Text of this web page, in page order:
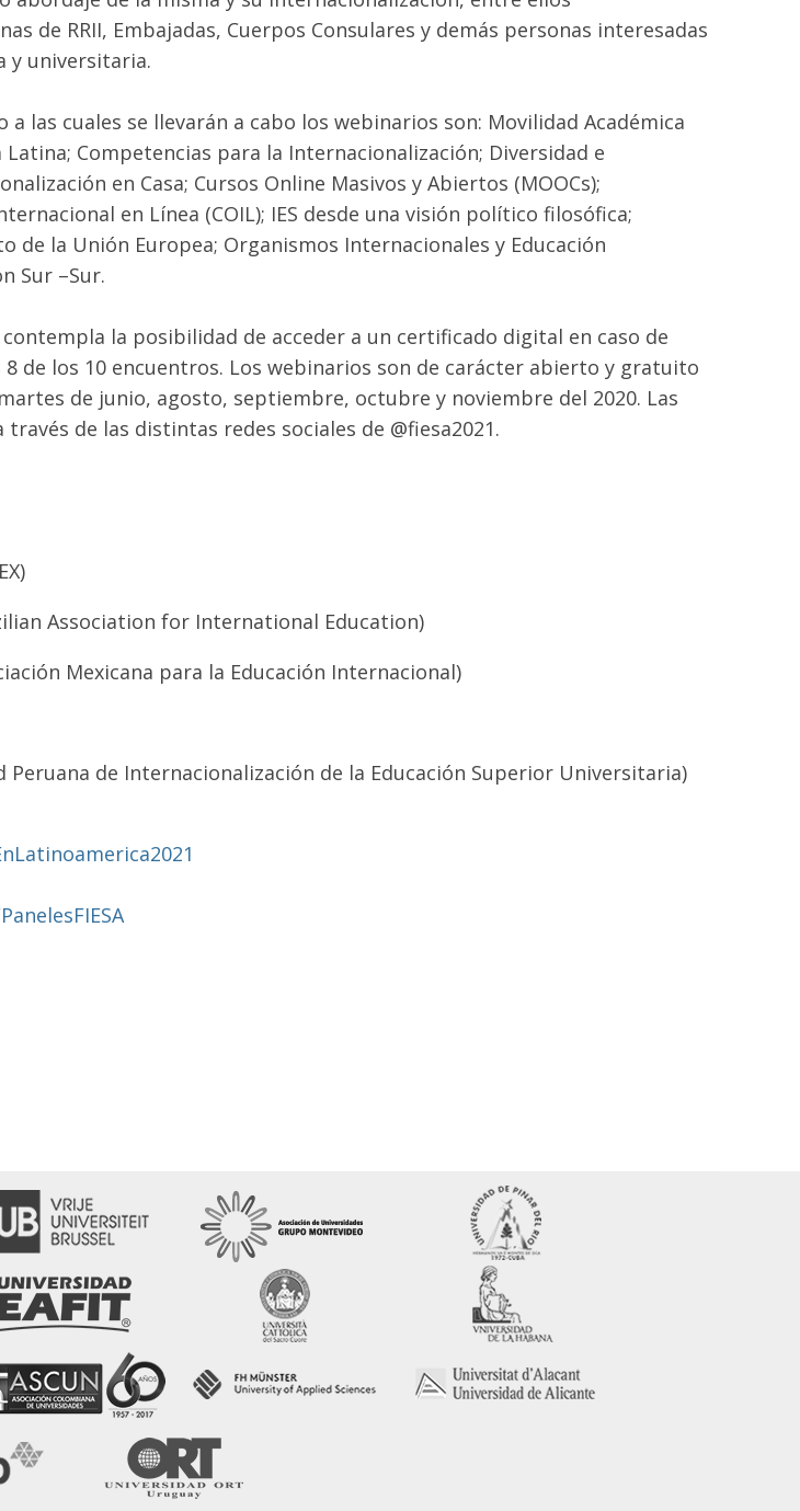
de RRII, Embajadas, Cuerpos Consulares y demás personas interesadas
y universitaria.
las cuales se llevarán a cabo los webinarios son: Movilidad Académica
Competencias para la Internacionalización; Diversidad e
en Casa; Cursos Online Masivos y Abiertos (MOOCs);
en Línea (COIL); IES desde una visión político filosófica;
de la Unión Europea; Organismos Internacionales y Educación
Sur –Sur.
la posibilidad de acceder a un certificado digital en caso de
de los 10 encuentros. Los webinarios son de carácter abierto y gratuito
de junio, agosto, septiembre, octubre y noviembre del 2020. Las
de las distintas redes sociales de @fiesa2021.
Association for International Education)
Mexicana para la Educación Internacional)
Peruana de Internacionalización de la Educación Superior Universitaria)